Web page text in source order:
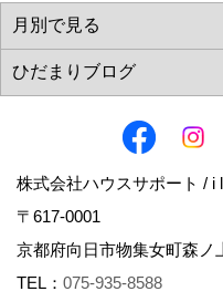
株式会社ハウスサポート / i
〒617-0001
京都府向日市物集女町森
TEL： 075-935-8588